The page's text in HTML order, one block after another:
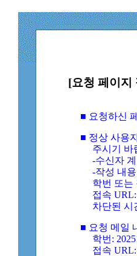
[요청 페이지
■ 요청하신
■ 정상 사용
주시기 바
-수신자 계
-작성 내용
학번 또는
접속 URL:
차단된 시
■ 요청 메일
학번:
접속 URL: